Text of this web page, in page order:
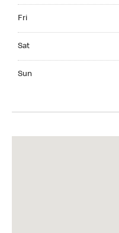
Fri
Sat
Sun